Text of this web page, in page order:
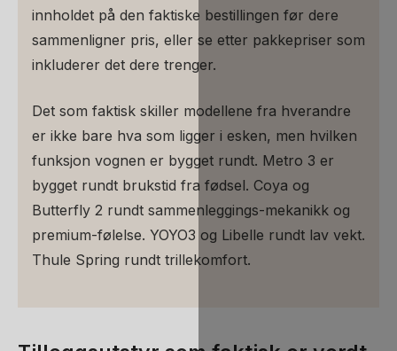
innholdet på den faktiske bestillingen før dere
sammenligner pris, eller se etter pakkepriser som
inkluderer det dere trenger.
Det som faktisk skiller modellene fra hverandre
er ikke bare hva som ligger i esken, men hvilken
funksjon vognen er bygget rundt. Metro 3 er
bygget rundt brukstid fra fødsel. Coya og
Butterfly 2 rundt sammenleggings-mekanikk og
premium-følelse. YOYO3 og Libelle rundt lav vekt.
Thule Spring rundt trillekomfort.